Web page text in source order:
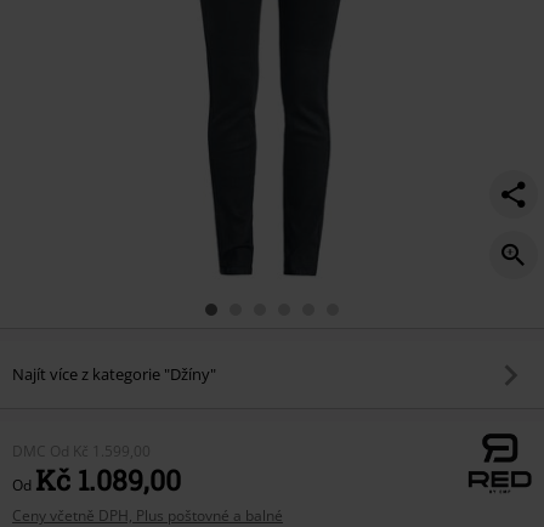
Najít více z kategorie "Džíny"
DMC Od Kč 1.599,00
Od Kč 1.089,00
Ceny včetně DPH, Plus poštovné a balné